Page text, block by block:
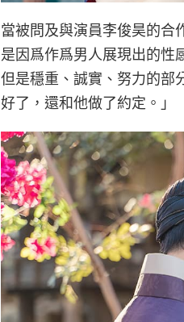
當被問及與演員李俊昊的合
是因爲作爲男人展現出的性
但是穩重、誠實、努力的部
好了，還和他做了約定。」